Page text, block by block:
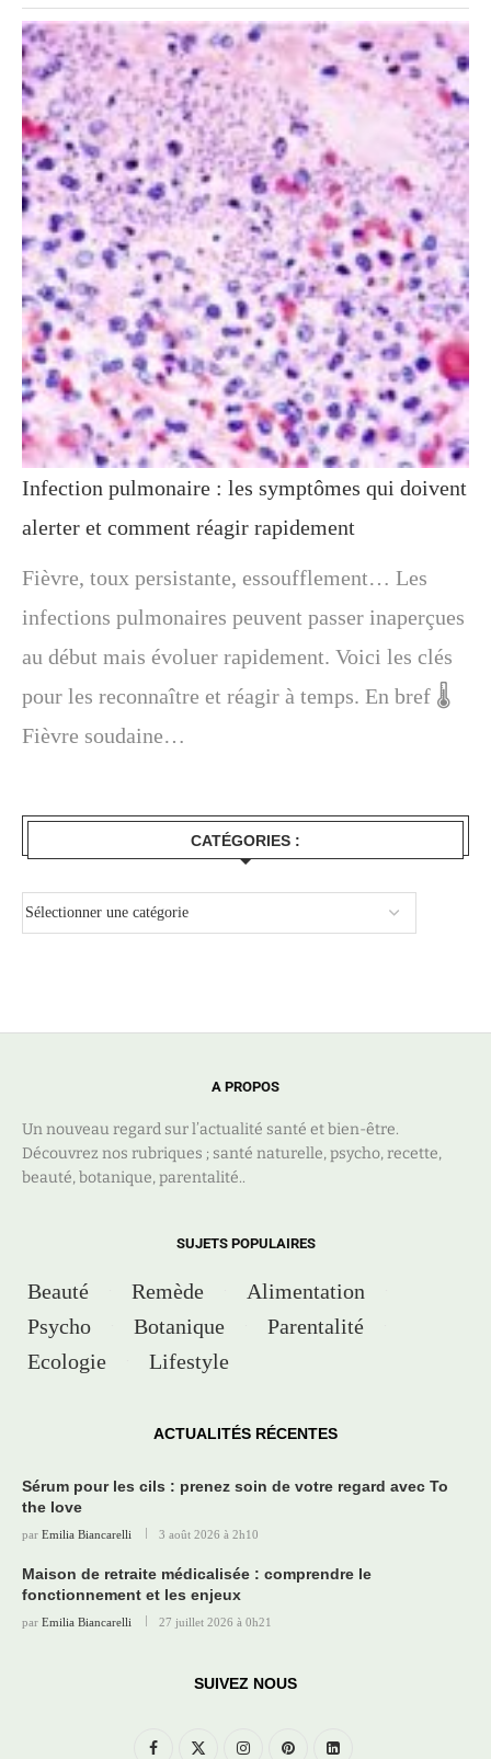
Infection pulmonaire : les symptômes qui doivent
alerter et comment réagir rapidement
Fièvre, toux persistante, essoufflement… Les
infections pulmonaires peuvent passer inaperçues
au début mais évoluer rapidement. Voici les clés
pour les reconnaître et réagir à temps. En bref 🌡️
Fièvre soudaine…
CATÉGORIES :
A PROPOS
Un nouveau regard sur l’actualité santé et bien-être.
Découvrez nos rubriques ; santé naturelle, psycho, recette,
beauté, botanique, parentalité..
SUJETS POPULAIRES
Beauté Remède
Alimentation
Psycho
Botanique
Parentalité
Ecologie
Lifestyle
ACTUALITÉS RÉCENTES
Sérum pour les cils : prenez soin de votre regard avec To
the love
par Emilia Biancarelli 3 août 2026 à 2h10
Maison de retraite médicalisée : comprendre le
fonctionnement et les enjeux
par Emilia Biancarelli 27 juillet 2026 à 0h21
SUIVEZ NOUS